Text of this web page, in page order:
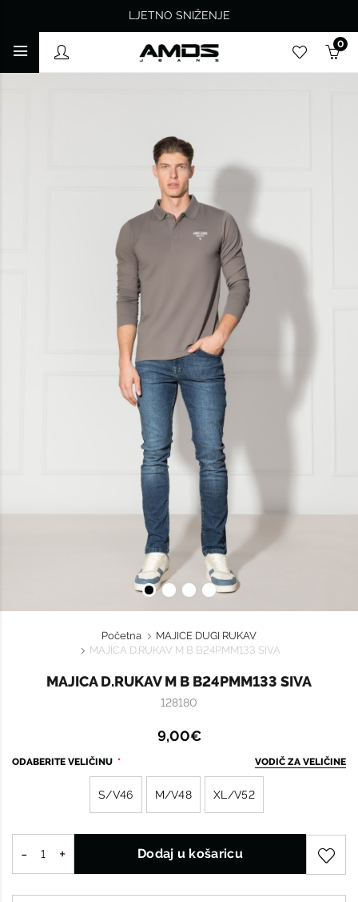
LJETNO SNIŽENJE
0
Početna
MAJICE DUGI RUKAV
MAJICA D.RUKAV M B B24PMM133 SIVA
MAJICA D.RUKAV M B B24PMM133 SIVA
128180
9,00€
ODABERITE VELIČINU VODIČ ZA VELIČINE
S/V46 M/V48 XL/V52
Dodaj u košaricu